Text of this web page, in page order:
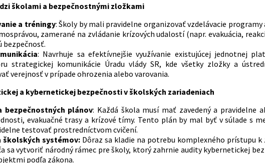
školami a bezpečnostnými zložkami
a tréningy: Školy by mali pravidelne organizovať vzdelávacie
zamerané na zvládanie krízových udalostí (napr. evakuácia,
bezpečnosť​​.
: Navrhuje sa efektívnejšie využívanie existujúcej jednotnej
strategickej komunikácie Úradu vlády SR, kde všetky zložky a
verejnosť v prípade ohrozenia alebo varovania.
a kybernetickej bezpečnosti v školských zariadeniach
bezpečnostných plánov: Každá škola musí mať zavedený a pravidelne
evakuačné trasy a krízové tímy​. Tento plán by mal byť v súlade s
testovať prostredníctvom cvičení.
školských systémov:Dôraz sa kladie na potrebu komplexného prístupu k
sa vytvoriť národný rámec pre školy, ktorý zahrnie audity kybernetickej
podľa zákona.